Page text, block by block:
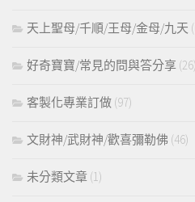
天上聖母/千順/王母/金母/九天
好奇寶寶/常見的問與答分享 (26)
客製化專業訂做 (97)
文財神/武財神/歡喜彌勒佛 (46)
未分類文章 (1)